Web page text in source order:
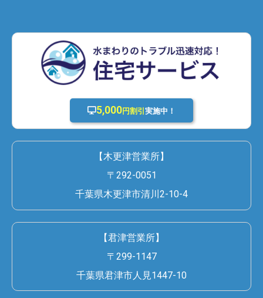
5,000円割引 実施中！
【木更津営業所】
〒292-0051
千葉県木更津市清川2-10-4
【君津営業所】
〒299-1147
千葉県君津市人見1447-10